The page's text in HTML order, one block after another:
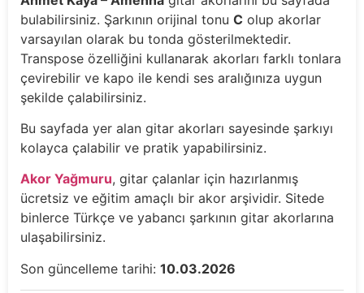
bulabilirsiniz. Şarkının orijinal tonu C olup akorlar
varsayılan olarak bu tonda gösterilmektedir.
Transpose özelliğini kullanarak akorları farklı tonlara
çevirebilir ve kapo ile kendi ses aralığınıza uygun
şekilde çalabilirsiniz.
Bu sayfada yer alan gitar akorları sayesinde şarkıyı
kolayca çalabilir ve pratik yapabilirsiniz.
Akor Yağmuru, gitar çalanlar için hazırlanmış
ücretsiz ve eğitim amaçlı bir akor arşividir. Sitede
binlerce Türkçe ve yabancı şarkının gitar akorlarına
ulaşabilirsiniz.
Son güncelleme tarihi: 10.03.2026